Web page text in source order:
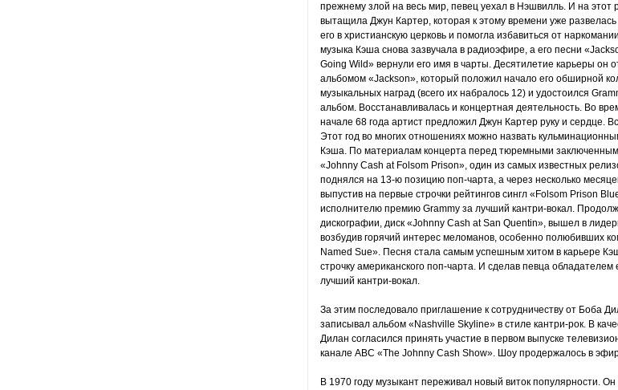
прежнему злой на весь мир, певец уехал в Нэшвилль. И на этот
вытащила Джун Картер, которая к этому времени уже
его в христианскую церковь и помогла избавиться от
музыка Кэша снова зазвучала в радиоэфире, а его песни
Going Wild» вернули его имя в чарты. Десятилетие карьеры он
альбомом «Jackson», который положил начало его обширной
музыкальных наград (всего их набралось 12) и удостоился
альбом. Восстанавливалась и концертная деятельность. Во
начале 68 года артист предложил Джун Картер руку и сердце.
Этот год во многих отношениях можно назвать
Кэша. По материалам концерта перед тюремными
«Johnny Cash at Folsom Prison», один из самых известных
поднялся на 13-ю позицию поп-чарта, а через несколько
выпустив на первые строчки рейтингов сингл «Folsom Prison
исполнителю премию Grammy за лучший кантри-вокал.
дискографии, диск «Johnny Cash at San Quentin», вышел в
возбудив горячий интерес меломанов, особенно полюбивших
Named Sue». Песня стала самым успешным хитом в карьере
строчку американского поп-чарта. И сделав певца
лучший кантри-вокал.
За этим последовало приглашение к сотрудничеству от Боба
записывал альбом «Nashville Skyline» в стиле кантри-рок. В
Дилан согласился принять участие в первом выпуске
канале АВС «The Johnny Cash Show». Шоу продержалось в
В 1970 году музыкант переживал новый виток популярности.